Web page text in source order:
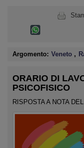
Argomento: Veneto ,
ORARIO DI
PSICOFISICO
RISPOSTA A NOTA